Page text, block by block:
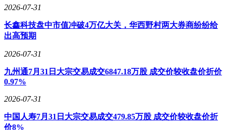
2026-07-31
长鑫科技盘中市值冲破4万亿大关，华西野村两大券商纷纷给
出高预期
2026-07-31
九州通7月31日大宗交易成交6847.18万股 成交价较收盘价折价
0.97%
2026-07-31
中国人寿7月31日大宗交易成交479.85万股 成交价较收盘价折
价8%